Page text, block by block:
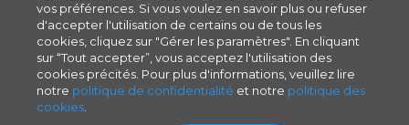
vos préférences. Si vous voulez en savoir plus ou refuser
d'accepter l'utilisation de certains ou de tous les
cookies, cliquez sur "Gérer les paramètres". En cliquant
sur “Tout accepter”, vous acceptez l'utilisation des
cookies précités. Pour plus d'informations, veuillez lire
notre politique de confidentialité et notre politique des
cookies